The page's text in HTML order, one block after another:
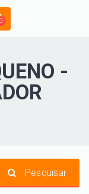
0
-
Pesquisar